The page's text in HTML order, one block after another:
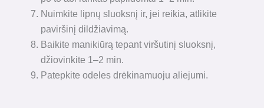
Nuimkite lipnų sluoksnį ir, jei reikia, atlikite
paviršinį dildžiavimą.
Baikite manikiūrą tepant viršutinį sluoksnį,
džiovinkite 1–2 min.
Patepkite odeles drėkinamuoju aliejumi.